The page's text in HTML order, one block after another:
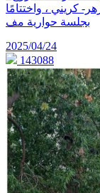
كريني ، واختتامًا
بجلسة حوارية مف
2025/04/24
143088